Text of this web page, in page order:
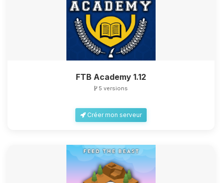
FTB Academy 1.12
5 versions
Créer mon serveur